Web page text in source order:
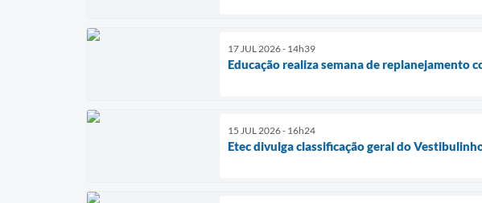
17 JUL 2026 - 14h39
Educação realiza semana de
15 JUL 2026 - 16h24
Etec divulga classificação geral do